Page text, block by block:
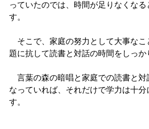
っていたのでは、時間が足りなくなる
す。
そこで、家庭の努力として大事なこ
題に抗して読書と対話の時間をしっ
言葉の森の暗唱と家庭での読書と対
なっていれば、それだけで学力は十
す。